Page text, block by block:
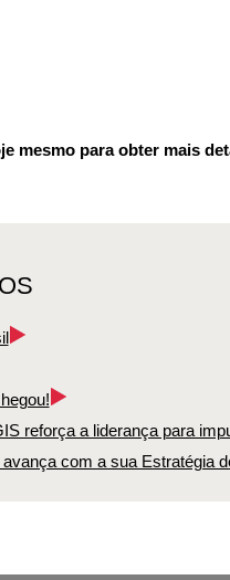
mesmo para obter mais
reforça a liderança para
com a sua Estratégia